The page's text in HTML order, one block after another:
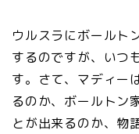
ウルスラにボールト
するのですが、いつ
す。さて、マディー
るのか、ボールトン
とが出来るのか、物